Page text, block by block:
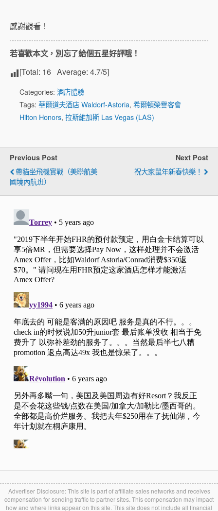
感謝觀看！
若喜歡本文，別忘了給個五星好評哦！
[Total: 16 Average: 4.7/5]
Categories: 酒店體驗
Tags: 華爾道夫酒店 Waldorf-Astoria, 希爾頓榮譽客會
Hilton Honors, 拉斯維加斯 Las Vegas (LAS)
Previous Post
帶貓坐飛機實戰（美聯航美
國境內航班）
Next Post
祝大家鼠年新春快樂！
Advertiser Disclosure: This site is part of affiliate sales networks and receives
compensation for sending traffic to partner sites. This compensation may impact
how and where links appear on this site. This site does not include all financial